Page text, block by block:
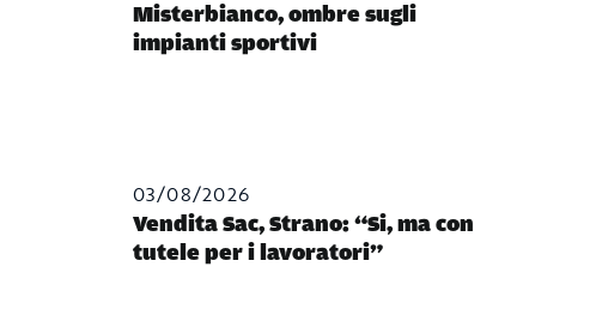
Misterbianco, ombre sugli
impianti sportivi
03/08/2026
Vendita Sac, Strano: “Si, ma con
tutele per i lavoratori”